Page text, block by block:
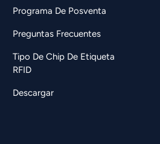
Programa De Posventa
Preguntas Frecuentes
Tipo De Chip De Etiqueta
RFID
Descargar